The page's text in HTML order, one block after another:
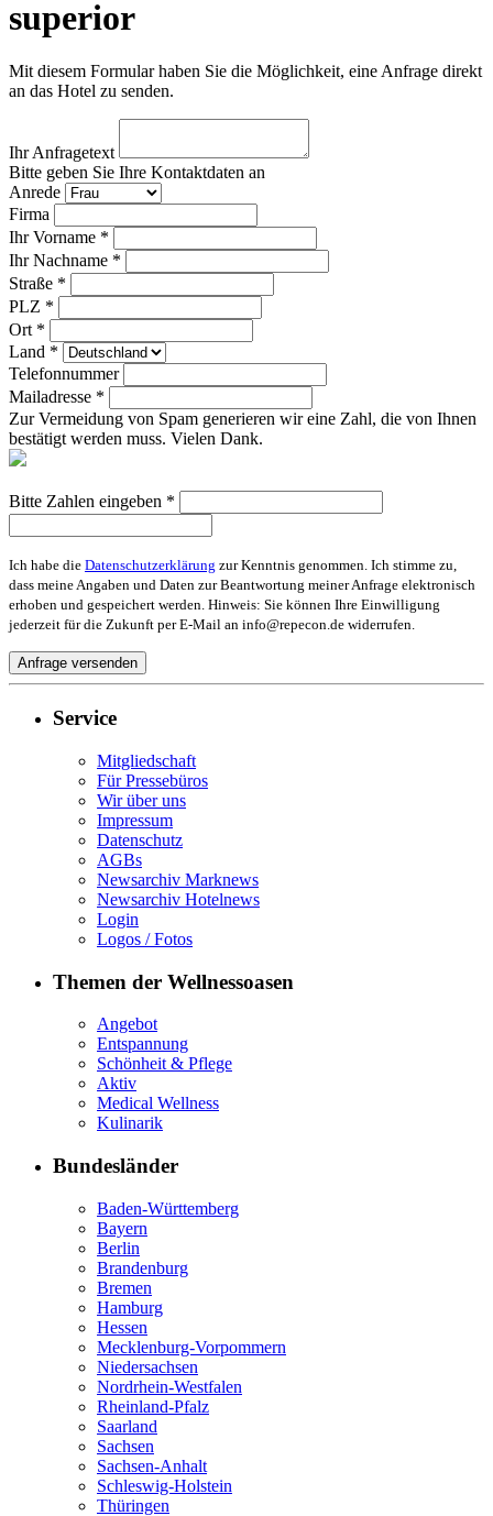
superior
Mit diesem Formular haben Sie die Möglichkeit, eine Anfrage direkt
an das Hotel zu senden.
Ihr Anfragetext
Bitte geben Sie Ihre Kontaktdaten an
Anrede
Firma
Ihr Vorname *
Ihr Nachname *
Straße *
PLZ *
Ort *
Land *
Telefonnummer
Mailadresse *
Zur Vermeidung von Spam generieren wir eine Zahl, die von Ihnen
bestätigt werden muss. Vielen Dank.
Bitte Zahlen eingeben *
Ich habe die Datenschutzerklärung zur Kenntnis genommen. Ich stimme zu,
dass meine Angaben und Daten zur Beantwortung meiner Anfrage elektronisch
erhoben und gespeichert werden. Hinweis: Sie können Ihre Einwilligung
jederzeit für die Zukunft per E-Mail an info@repecon.de widerrufen.
Service
Mitgliedschaft
Für Pressebüros
Wir über uns
Impressum
Datenschutz
AGBs
Newsarchiv Marknews
Newsarchiv Hotelnews
Login
Logos / Fotos
Themen der Wellnessoasen
Angebot
Entspannung
Schönheit & Pflege
Aktiv
Medical Wellness
Kulinarik
Bundesländer
Baden-Württemberg
Bayern
Berlin
Brandenburg
Bremen
Hamburg
Hessen
Mecklenburg-Vorpommern
Niedersachsen
Nordrhein-Westfalen
Rheinland-Pfalz
Saarland
Sachsen
Sachsen-Anhalt
Schleswig-Holstein
Thüringen